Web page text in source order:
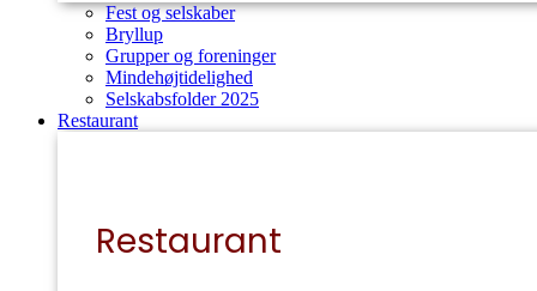
Fest og selskaber
Bryllup
Grupper og foreninger
Mindehøjtidelighed
Selskabsfolder 2025
Restaurant
Restaurant